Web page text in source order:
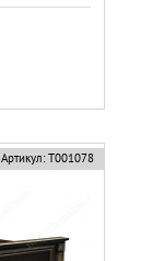
Артикул: Т001078